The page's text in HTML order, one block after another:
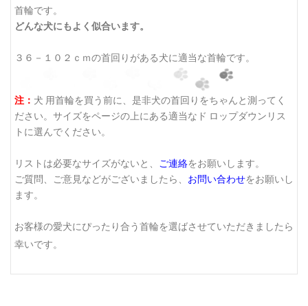
首輪です。
どんな犬にもよく似合います。
３６－１０２ｃｍの首回りがある犬に適当な首輪です。
注： 犬 用首輪を買う前に、是非犬の首回りをちゃんと測ってく
ださい。サイズをページの上にある適当なド ロップダウンリス
トに選んでください。
リストは必要なサイズがないと、 ご連絡をお願いします。
ご質問、ご意見などがございましたら、 お問い合わせをお願いし
ます。
お客様の愛犬にぴったり合う首輪を選ばさせていただきましたら
幸いです。